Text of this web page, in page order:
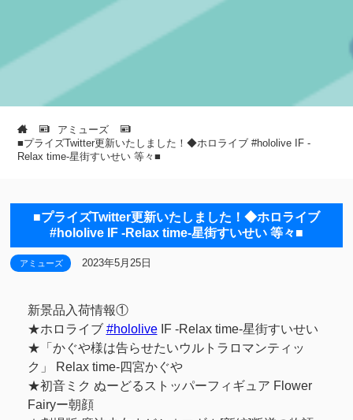
アミューズ
■プライズTwitter更新いたしました！◆ホロライブ #hololive IF -
Relax time-星街すいせい 等々■
■プライズTwitter更新いたしました！◆ホロライブ
#hololive IF -Relax time-星街すいせい 等々■
アミューズ 2023年5月25日
新景品入荷情報①
★ホロライブ #hololiveIF -Relax time-星街すいせい
★「かぐや様は告らせたいウルトラロマンティッ
ク」 Relax time-四宮かぐや
★初音ミク ぬーどるストッパーフィギュア Flower
Fairyー朝顔